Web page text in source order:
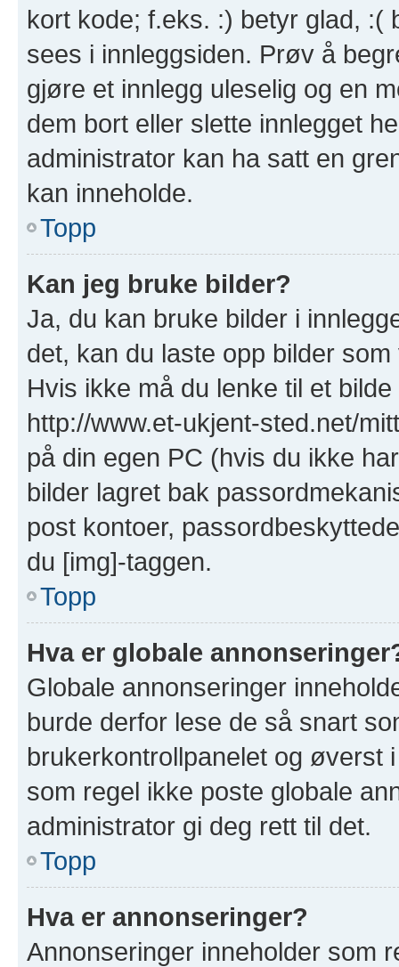
kort kode; f.eks. :) betyr glad, :(
sees i innleggsiden. Prøv å
gjøre et innlegg uleselig og en
dem bort eller slette innlegget
administrator kan ha satt en
kan inneholde.
Topp
Kan jeg bruke bilder?
Ja, du kan bruke bilder i
det, kan du laste opp bilder
Hvis ikke må du lenke til et
http://www.et-ukjent-sted.net/
på din egen PC (hvis du ikke
bilder lagret bak
post kontoer,
du [img]-taggen.
Topp
Hva er globale
Globale annonseringer
burde derfor lese de så snart
brukerkontrollpanelet og øverst
som regel ikke poste globale
administrator gi deg rett til det.
Topp
Hva er annonseringer?
Annonseringer inneholder som